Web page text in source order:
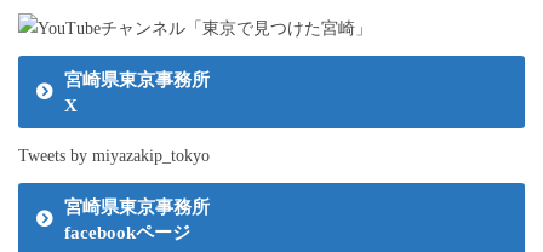
宮崎県東京事務所
X
Tweets by miyazakip_tokyo
宮崎県東京事務所
facebookページ